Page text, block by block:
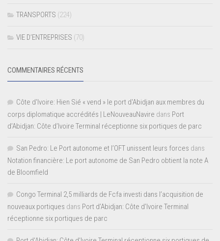
TRANSPORTS (224)
VIE D’ENTREPRISES (70)
COMMENTAIRES RÉCENTS
Côte d'Ivoire: Hien Sié « vend » le port d'Abidjan aux membres du
corps diplomatique accrédités | LeNouveauNavire dans Port
d’Abidjan: Côte d’Ivoire Terminal réceptionne six portiques de parc
San Pedro: Le Port autonome et l’OFT unissent leurs forces dans
Notation financière: Le port autonome de San Pedro obtient la note A
de Bloomfield
Congo Terminal 2,5 milliards de Fcfa investi dans l’acquisition de
nouveaux portiques dans Port d’Abidjan: Côte d’Ivoire Terminal
réceptionne six portiques de parc